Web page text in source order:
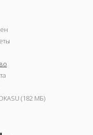
(182 МБ)